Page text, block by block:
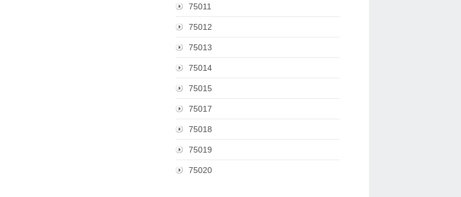
75011
75012
75013
75014
75015
75017
75018
75019
75020